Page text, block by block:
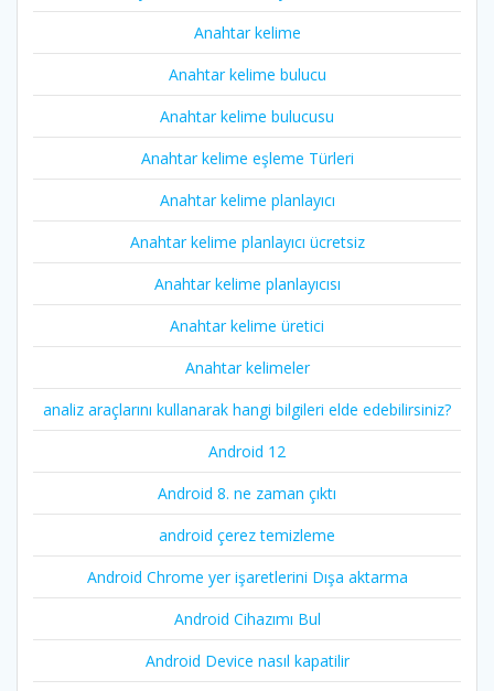
Anahtar kelime
Anahtar kelime bulucu
Anahtar kelime bulucusu
Anahtar kelime eşleme Türleri
Anahtar kelime planlayıcı
Anahtar kelime planlayıcı ücretsiz
Anahtar kelime planlayıcısı
Anahtar kelime üretici
Anahtar kelimeler
analiz araçlarını kullanarak hangi bilgileri elde edebilirsiniz?
Android 12
Android 8. ne zaman çıktı
android çerez temizleme
Android Chrome yer işaretlerini Dışa aktarma
Android Cihazımı Bul
Android Device nasıl kapatilir